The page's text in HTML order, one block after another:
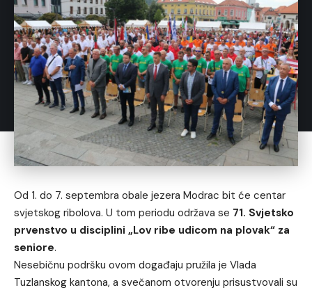
Od 1. do 7. septembra obale jezera Modrac bit će centar
svjetskog ribolova. U tom periodu održava se 71. Svjetsko
prvenstvo u disciplini „Lov ribe udicom na plovak“ za
seniore.
Nesebičnu podršku ovom događaju pružila je Vlada
Tuzlanskog kantona, a svečanom otvorenju prisustvovali su